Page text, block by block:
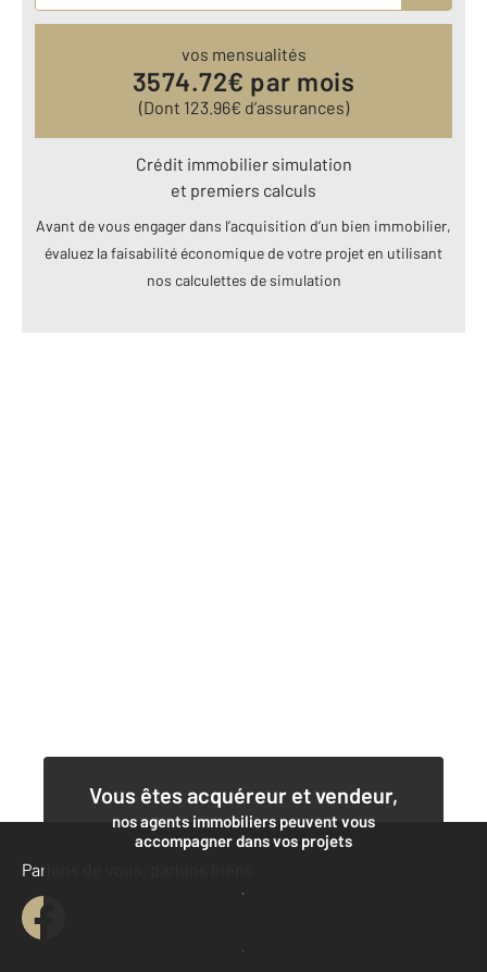
vos mensualités
3574.72€ par mois
(Dont 123.96€ d’assurances)
Crédit immobilier simulation
et premiers calculs
Avant de vous engager dans l’acquisition d’un bien immobilier,
évaluez la faisabilité économique de votre projet en utilisant
nos calculettes de simulation
Vous êtes acquéreur et vendeur,
nos agents immobiliers peuvent vous
accompagner dans vos projets
Contacter l'agence
Demander une estimation
Parlons de vous, parlons biens